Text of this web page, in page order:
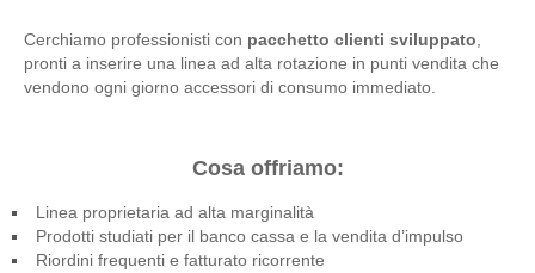
Cerchiamo professionisti con pacchetto clienti sviluppato,
pronti a inserire una linea ad alta rotazione in punti vendita che
vendono ogni giorno accessori di consumo immediato.
Cosa offriamo:
Linea proprietaria ad alta marginalità
Prodotti studiati per il banco cassa e la vendita d’impulso
Riordini frequenti e fatturato ricorrente